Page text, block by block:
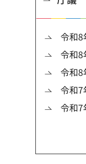
令和
令和
令和
令和
令和